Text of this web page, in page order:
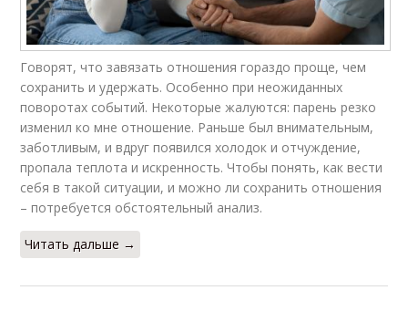
Говорят, что завязать отношения гораздо проще, чем
сохранить и удержать. Особенно при неожиданных
поворотах событий. Некоторые жалуются: парень резко
изменил ко мне отношение. Раньше был внимательным,
заботливым, и вдруг появился холодок и отчуждение,
пропала теплота и искренность. Чтобы понять, как вести
себя в такой ситуации, и можно ли сохранить отношения
– потребуется обстоятельный анализ.
Читать дальше →